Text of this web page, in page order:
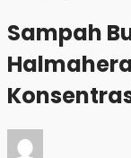
Sampah